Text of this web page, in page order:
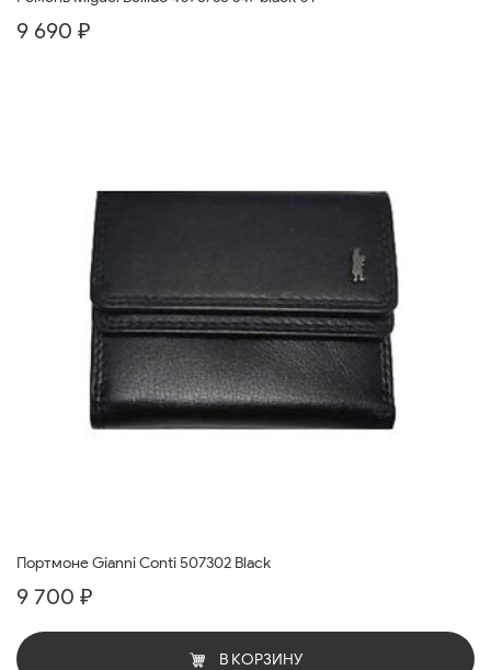
9 690 ₽
Портмоне Gianni Conti 507302 Black
9 700 ₽
В КОРЗИНУ